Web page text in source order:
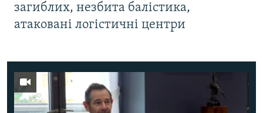
загиблих, незбита балістика,
атаковані логістичні центри